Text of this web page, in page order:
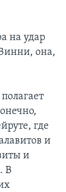
на удар
она,
где
и
и
В